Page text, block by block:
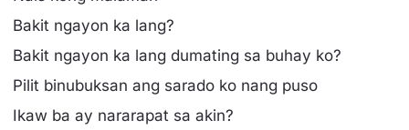
Bakit ngayon ka lang?
Bakit ngayon ka lang dumating sa buhay ko?
Pilit binubuksan ang sarado ko nang puso
Ikaw ba ay nararapat sa akin?